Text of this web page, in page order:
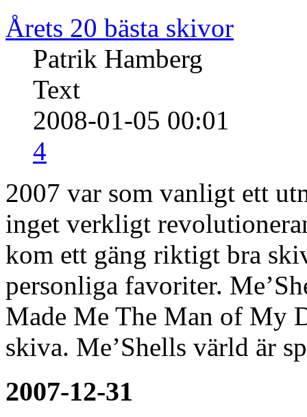
Årets 20 bästa skivor
Patrik Hamberg
Text
2008-01-05 00:01
4
2007 var som vanligt ett
inget verkligt
kom ett gäng riktigt bra
personliga favoriter.
Made Me The Man of My
skiva. Me’Shells värld är
2007-12-31